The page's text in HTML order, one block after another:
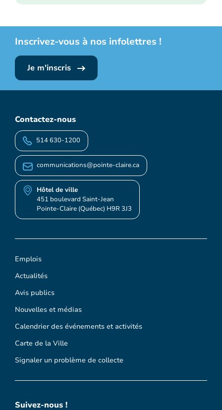
Inscrivez-vous à nos infolettres !
Je m'inscris
Emplois
Actualités
Avis publics
Nouvelles et médias
Calendrier des événements et activités
Carte de la Ville
Signaler un problème de collecte
Contactez-nous
514 630-1200
communications@pointe-claire.ca
Hôtel de ville
451 boulevard Saint-Jean
Pointe-Claire (Québec) H9R 3J3
Suivez-nous !